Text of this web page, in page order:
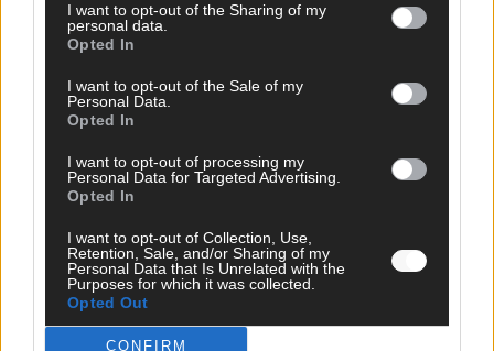
I want to opt-out of the Sharing of my
personal data.
Opted In
I want to opt-out of the Sale of my
Personal Data.
Opted In
I want to opt-out of processing my
Personal Data for Targeted Advertising.
Opted In
I want to opt-out of Collection, Use,
Retention, Sale, and/or Sharing of my
Personal Data that Is Unrelated with the
Purposes for which it was collected.
Opted Out
CONFIRM
FOLGE UNS BEI FACEBOOK